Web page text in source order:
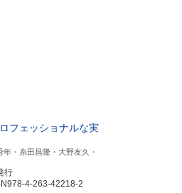
フェッショナルな実
・糸田昌隆・大野友久・
行
4-263-42218-2